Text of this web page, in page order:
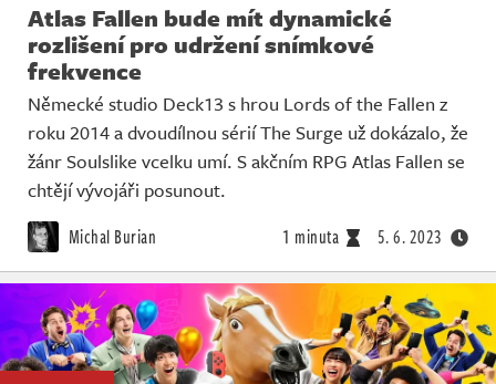
Atlas Fallen bude mít dynamické
rozlišení pro udržení snímkové
frekvence
Německé studio Deck13 s hrou Lords of the Fallen z
roku 2014 a dvoudílnou sérií The Surge už dokázalo, že
žánr Soulslike vcelku umí. S akčním RPG Atlas Fallen se
chtějí vývojáři posunout.
Michal Burian 1 minuta 5. 6. 2023